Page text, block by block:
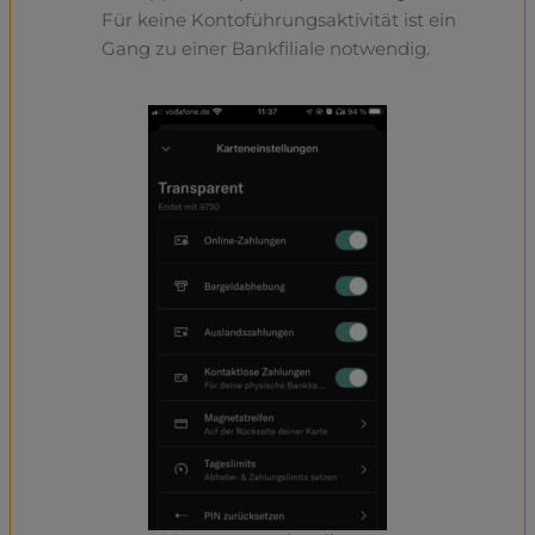
Für keine Kontoführungsaktivität ist ein
Gang zu einer Bankfiliale notwendig.